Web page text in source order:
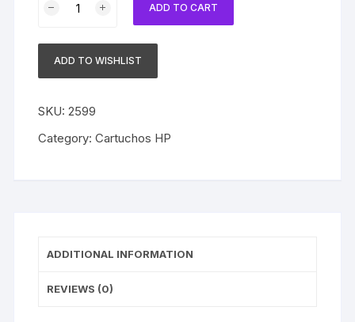
Compatível
Black
Deskjet
quantity
ADD TO CART
ADD TO WISHLIST
SKU:2599
Category:Cartuchos HP
ADDITIONAL INFORMATION
REVIEWS (0)